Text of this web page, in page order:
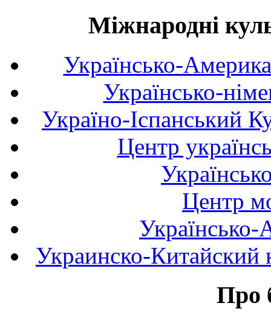
Міжнародні
Українсько-
Українсько-
Україно-Іспанський
Центр
Центр
Українсько-
Украинско-Китайский
Про